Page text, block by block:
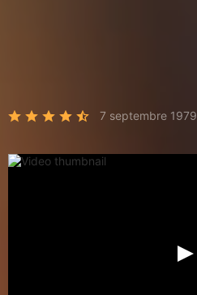
7 septembre 1979